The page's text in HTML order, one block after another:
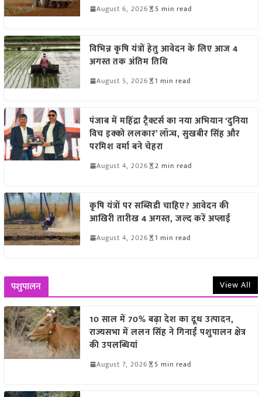
August 6, 2026 5 min read
विभिन्न कृषि यंत्रों हेतु आवेदन के लिए आज 4
अगस्त तक अंतिम तिथि
August 5, 2026 1 min read
पंजाब में महिंद्रा ट्रैक्टर्स का नया अभियान ‘दुनिया
विच इक्को ललकार’ लॉन्च, सुखबीर सिंह और
परमिश वर्मा बने चेहरा
August 4, 2026 2 min read
कृषि यंत्रों पर सब्सिडी चाहिए? आवेदन की
आखिरी तारीख 4 अगस्त, जल्द करें अप्लाई
August 4, 2026 1 min read
पशुपालन View All
10 साल में 70% बढ़ा देश का दूध उत्पादन,
राज्यसभा में ललन सिंह ने गिनाईं पशुपालन क्षेत्र
की उपलब्धियां
August 7, 2026 5 min read